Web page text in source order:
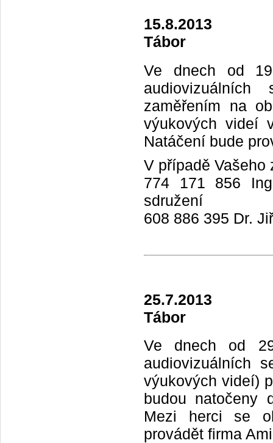
15.8.2013
Tábor
Ve dnech od
zaměřením na
výukových videí
Natáčení bude
V případě Vašeho
774 171 856
sdružení
608 886 395 Dr.
25.7.2013
Tábor
Ve dnech od
audiovizuálních
výukových videí)
budou natočeny
Mezi herci se
provádět firma